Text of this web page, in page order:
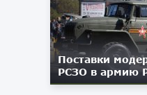
Поставки
РСЗО в армию